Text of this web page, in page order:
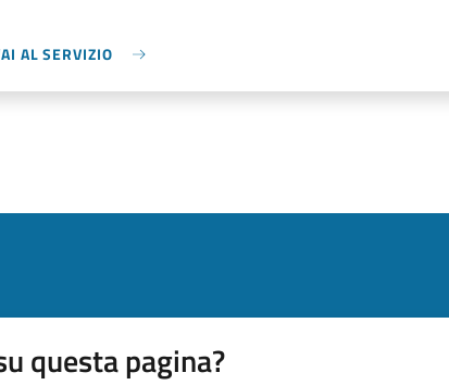
AL SERVIZIO
questa pagina?